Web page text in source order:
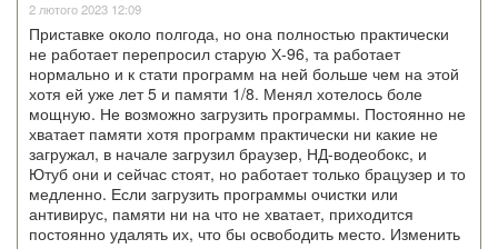
2 лютого 2023 12:09
Приставке около полгода, но она полностью практически
не работает перепросил старую Х-96, та работает
нормально и к стати программ на ней больше чем на этой
хотя ей уже лет 5 и памяти 1/8. Менял хотелось боле
мощную. Не возможно загрузить программы. Постоянно не
хватает памяти хотя программ практически ни какие не
загружал, в начале загрузил браузер, НД-водеобокс, и
Ютуб они и сейчас стоят, но работает только брацузер и то
медленно. Если загрузить программы очистки или
антивирус, памяти ни на что не хватает, приходится
постоянно удалять их, что бы освободить место. Изменить